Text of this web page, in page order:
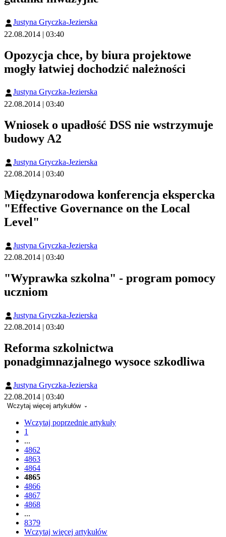
Justyna Gryczka-Jezierska
22.08.2014 | 03:40
Opozycja chce, by biura projektowe
mogły łatwiej dochodzić należności
Justyna Gryczka-Jezierska
22.08.2014 | 03:40
Wniosek o upadłość DSS nie wstrzymuje
budowy A2
Justyna Gryczka-Jezierska
22.08.2014 | 03:40
Międzynarodowa konferencja ekspercka
"Effective Governance on the Local
Level"
Justyna Gryczka-Jezierska
22.08.2014 | 03:40
"Wyprawka szkolna" - program pomocy
uczniom
Justyna Gryczka-Jezierska
22.08.2014 | 03:40
Reforma szkolnictwa
ponadgimnazjalnego wysoce szkodliwa
Justyna Gryczka-Jezierska
22.08.2014 | 03:40
Wczytaj więcej artykułów
Wczytaj poprzednie artykuły
1
...
4862
4863
4864
4865
4866
4867
4868
...
8379
Wczytaj więcej artykułów